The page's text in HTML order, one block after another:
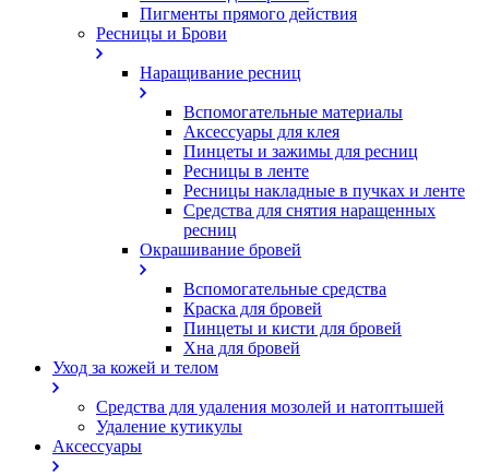
Пигменты прямого действия
Ресницы и Брови
Наращивание ресниц
Вспомогательные материалы
Аксессуары для клея
Пинцеты и зажимы для ресниц
Ресницы в ленте
Ресницы накладные в пучках и ленте
Средства для снятия наращенных
ресниц
Окрашивание бровей
Вспомогательные средства
Краска для бровей
Пинцеты и кисти для бровей
Хна для бровей
Уход за кожей и телом
Средства для удаления мозолей и натоптышей
Удаление кутикулы
Аксессуары